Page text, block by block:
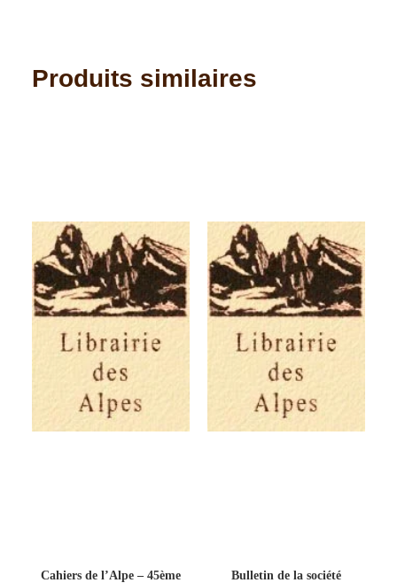
Produits similaires
Cahiers de l’Alpe – 45ème
Bulletin de la société